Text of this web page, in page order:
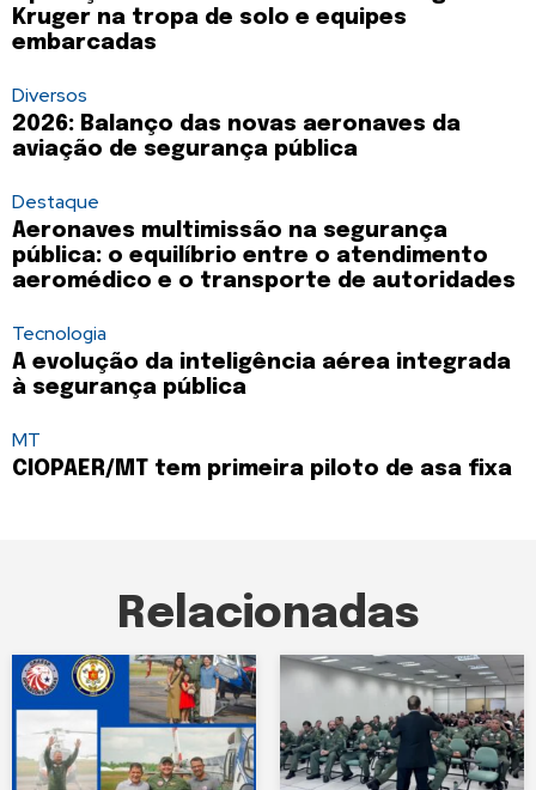
Kruger na tropa de solo e equipes
embarcadas
Diversos
2026: Balanço das novas aeronaves da
aviação de segurança pública
Destaque
Aeronaves multimissão na segurança
pública: o equilíbrio entre o atendimento
aeromédico e o transporte de autoridades
Tecnologia
A evolução da inteligência aérea integrada
à segurança pública
MT
CIOPAER/MT tem primeira piloto de asa fixa
Relacionadas